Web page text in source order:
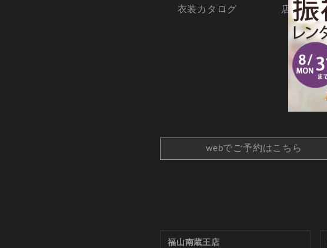
衣装カタログ
店舗情報
webでご予約はこちら
福山南蔵王店